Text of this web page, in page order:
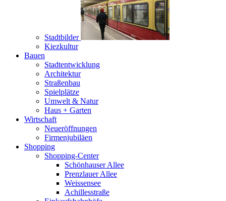
Stadtbilder
Kiezkultur
Bauen
Stadtentwicklung
Architektur
Straßenbau
Spielplätze
Umwelt & Natur
Haus + Garten
Wirtschaft
Neueröffnungen
Firmenjubiläen
Shopping
Shopping-Center
Schönhauser Allee
Prenzlauer Allee
Weissensee
Achillesstraße